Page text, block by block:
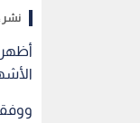
أظهر